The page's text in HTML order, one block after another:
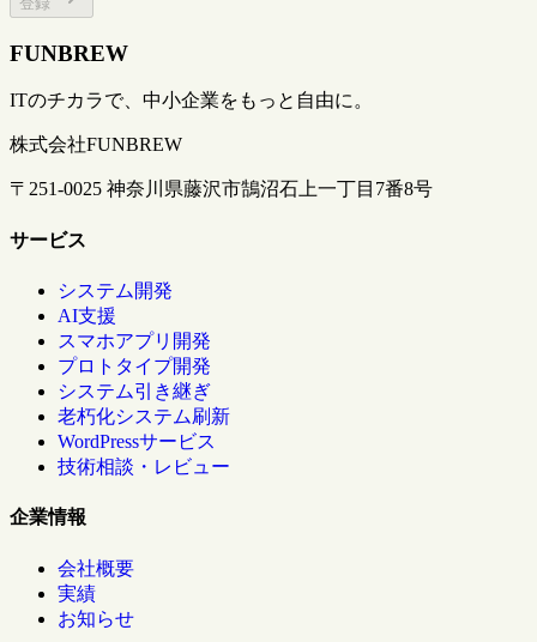
FUNBREW
ITのチカラで、中小企業をもっと自由に。
株式会社FUNBREW
〒251-0025 神奈川県藤沢市鵠沼石上一丁目7番8号
サービス
システム開発
AI支援
スマホアプリ開発
プロトタイプ開発
システム引き継ぎ
老朽化システム刷新
WordPressサービス
技術相談・レビュー
企業情報
会社概要
実績
お知らせ